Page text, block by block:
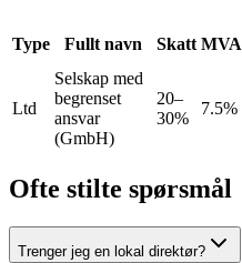
Type Fullt navn Skatt MVA
Ltd
Selskap med
begrenset
ansvar
(GmbH)
20–
30%
7.5%
Ofte stilte spørsmål
Trenger jeg en lokal direktør?